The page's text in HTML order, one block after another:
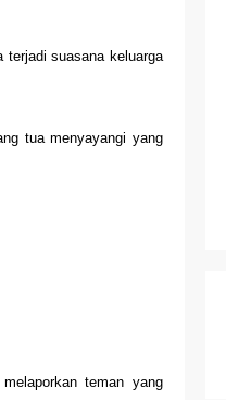
terjadi suasana keluarga
tua menyayangi yang
teman yang